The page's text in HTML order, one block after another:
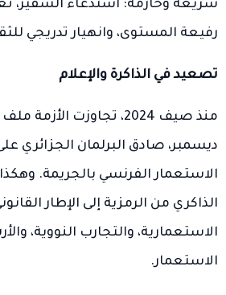
سريعة وحازمة: استدعاء السفير،
رفيعة المستوى، وانهيار تدريجي
تصعيد في الذاكرة والإعلام
منذ صيف 2024، تجاوزت
ديسمبر، صادق البرلمان الجزائري
الاستعمار الفرنسي بالجريمة.
الذاكري من الرمزية إلى الإطار
الاستعمارية، والتجارب النووية،
الاستعمار.